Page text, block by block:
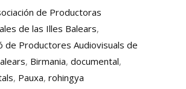
de Productoras
de las Illes Balears,
de Productores Audiovisuals de
, Birmania, documental,
, Pauxa, rohingya